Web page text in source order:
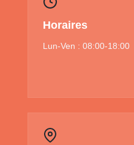
Horaires
Lun-Ven : 08:00-18:00